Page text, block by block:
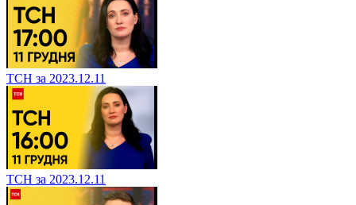
ТСН за 2023.12.11
ТСН за 2023.12.11